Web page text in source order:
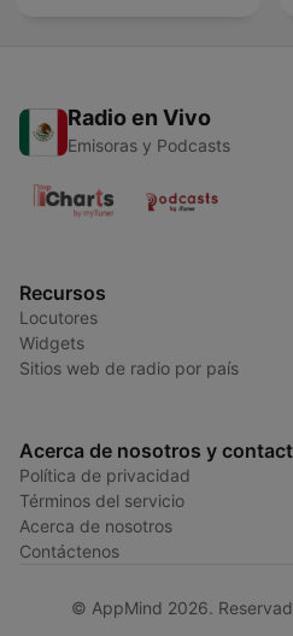
Radio en Vivo
Emisoras y Podcasts
Recursos
Locutores
Widgets
Sitios web de radio por país
Acerca de nosotros y
Política de privacidad
Términos del servicio
Acerca de nosotros
Contáctenos
© AppMind 2026.